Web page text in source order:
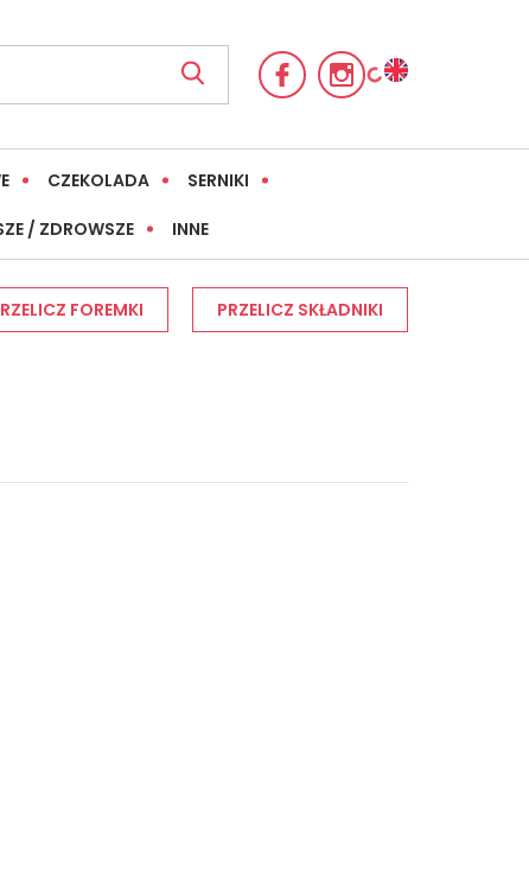
CZEKOLADA SERNIKI
/ ZDROWSZE INNE
FOREMKI PRZELICZ SKŁADNIKI